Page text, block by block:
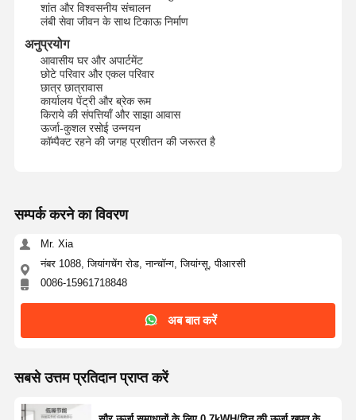
होम उत्पाद
शांत और विश्वसनीय संचालन
लंबी सेवा जीवन के साथ टिकाऊ निर्माण
अनुप्रयोग
आवासीय घर और अपार्टमेंट
छोटे परिवार और एकल परिवार
छात्र छात्रावास
कार्यालय पेंट्री और ब्रेक रूम
किराये की संपत्तियाँ और साझा आवास
ऊर्जा-कुशल रसोई उन्नयन
कॉम्पैक्ट रहने की जगह प्रशीतन की जरूरत है
सम्पर्क करने का विवरण
Mr. Xia
नंबर 1088, जियांगचेंग रोड, नान्चॉन्ग, जियांग्सू, पीआरसी
0086-15961718848
अब बात करें
सबसे उत्तम प्रतिदान प्राप्त करें